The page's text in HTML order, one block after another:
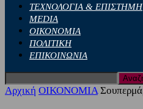
ΤΕΧΝΟΛΟΓΙΑ & ΕΠΙΣΤΗΜΗ
MEDIA
ΟΙΚΟΝΟΜΙΑ
ΠΟΛΙΤΙΚΗ
ΕΠΙΚΟΙΝΩΝΙΑ
Αρχική ΟΙΚΟΝΟΜΙΑ